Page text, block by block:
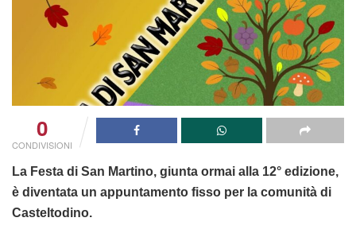
0
CONDIVISIONI
La Festa di San Martino, giunta ormai alla 12° edizione,
è diventata un appuntamento fisso per la comunità di
Casteltodino.